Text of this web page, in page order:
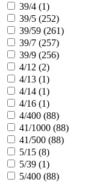
39/4 (1)
39/5 (252)
39/59 (261)
39/7 (257)
39/9 (256)
4/12 (2)
4/13 (1)
4/14 (1)
4/16 (1)
4/400 (88)
41/1000 (88)
41/500 (88)
5/15 (8)
5/39 (1)
5/400 (88)